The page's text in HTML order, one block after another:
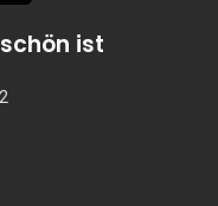
ist